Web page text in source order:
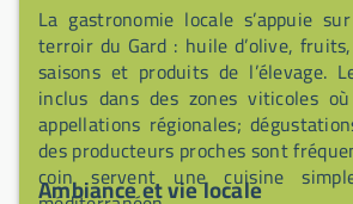
La gastronomie locale s’appuie
terroir du Gard : huile d’olive,
saisons et produits de l’élevage.
inclus dans des zones viticoles
appellations régionales;
des producteurs proches sont
coin servent une cuisine
Ambiance et vie locale